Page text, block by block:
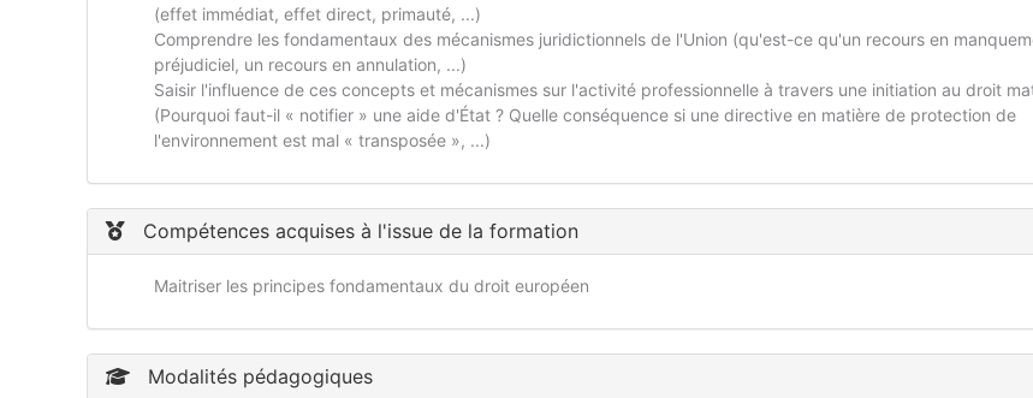
(effet immédiat, effet direct, primauté, ...)
Comprendre les fondamentaux des mécanismes juridictionnels de l'Union (qu'est-ce qu'un recours en
préjudiciel, un recours en annulation, ...)
Saisir l'influence de ces concepts et mécanismes sur l'activité professionnelle à travers une initiation au droit
(Pourquoi faut-il « notifier » une aide d'État ? Quelle conséquence si une directive en matière de protection de
l'environnement est mal « transposée », ...)
Compétences acquises à l'issue de la formation
Maitriser les principes fondamentaux du droit européen
Modalités pédagogiques